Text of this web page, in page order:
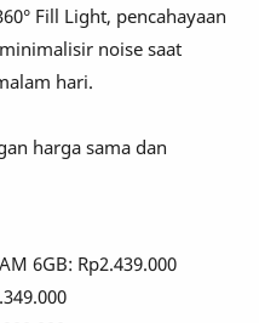
Fill Light, pencahayaan
noise saat
hari.
harga sama dan
6GB: Rp2.439.000